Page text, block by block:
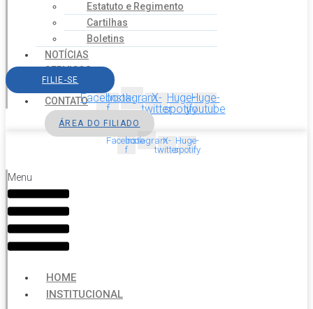
Estatuto e Regimento
Cartilhas
Boletins
NOTÍCIAS
SERVIÇOS
AGENDA
CONTATO
FILIE-SE
Facebook-
f
InstagramX-
twitter
Huge-
spotify
Huge-
youtube
ÁREA DO FILIADO
Facebook-
f
InstagramX-
twitter
Huge-
spotify
Menu
HOME
INSTITUCIONAL